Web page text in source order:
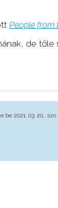
People from
de
be 2021. 03. 20.,